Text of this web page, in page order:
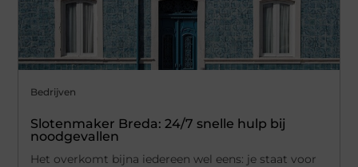
Bedrijven
Slotenmaker Breda: 24/7 snelle hulp bij
noodgevallen
Het overkomt bijna iedereen wel eens: je staat voor